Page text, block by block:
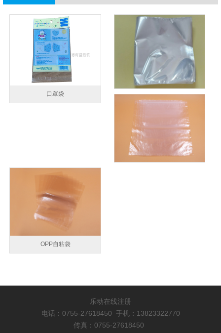
口罩袋
OPP自粘袋
乐动在线注册
电话：0755-27618450 手机：13823322770
传真：0755-27618450